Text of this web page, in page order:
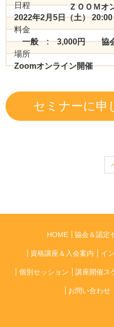
ＺＯＯＭオ
日程
2022年2月5日（土）
料金
一般 : 3,000円 協会
場所
Zoomオンライン開催
セミナーに申
HOME 協会＆認定
資格講座＆入会案内 イ
個別セッション 講座開催ス
お問い合わせ